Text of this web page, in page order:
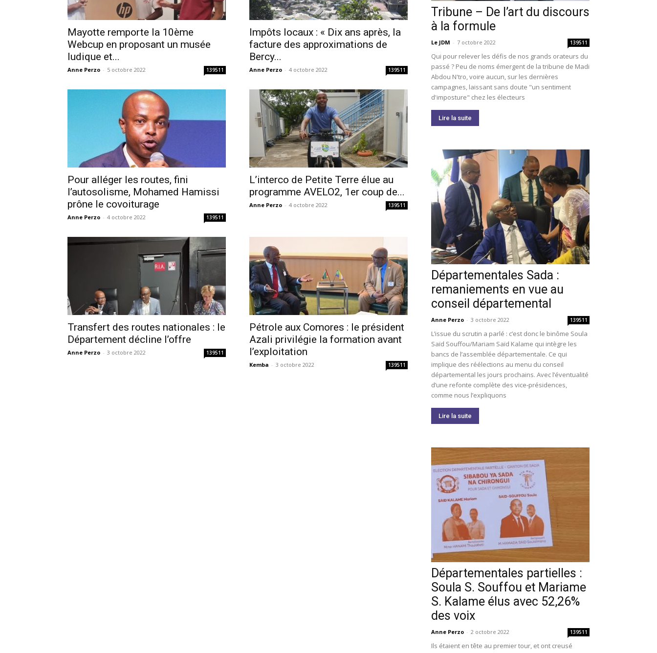
Mayotte remporte la 10ème
Webcup en proposant un musée
ludique et...
Anne Perzo - 5 octobre 2022 139511
Impôts locaux : « Dix ans après, la
facture des approximations de
Bercy...
Anne Perzo - 4 octobre 2022 139511
Pour alléger les routes, fini
l’autosolisme, Mohamed Hamissi
prône le covoiturage
Anne Perzo - 4 octobre 2022 139511
L’interco de Petite Terre élue au
programme AVELO2, 1er coup de...
Anne Perzo - 4 octobre 2022 139511
Transfert des routes nationales : le
Département décline l’offre
Anne Perzo - 3 octobre 2022 139511
Pétrole aux Comores : le président
Azali privilégie la formation avant
l’exploitation
Kemba - 3 octobre 2022 139511
Tribune – De l’art du discours
à la formule
Le JDM - 7 octobre 2022 139511
Qui pour relever les défis de nos grands orateurs du
passé ? Peu de noms émergent de la tribune de Madi
Abdou N'tro, voire aucun, sur les dernières
campagnes, laissant sans doute "un sentiment
d'imposture" chez les électeurs
Lire la suite
Départementales Sada :
remaniements en vue au
conseil départemental
Anne Perzo - 3 octobre 2022 139511
L’issue du scrutin a parlé : c’est donc le binôme Soula
Saïd Souffou/Mariam Saïd Kalame qui intègre les
bancs de l’assemblée départementale. Ce qui
implique des réélections au menu du conseil
départemental les jours prochains. Avec l’éventualité
d’une refonte complète des vice-présidences,
comme nous l’expliquons
Lire la suite
Départementales partielles :
Soula S. Souffou et Mariame
S. Kalame élus avec 52,26%
des voix
Anne Perzo - 2 octobre 2022 139511
Ils étaient en tête au premier tour, et ont creusé